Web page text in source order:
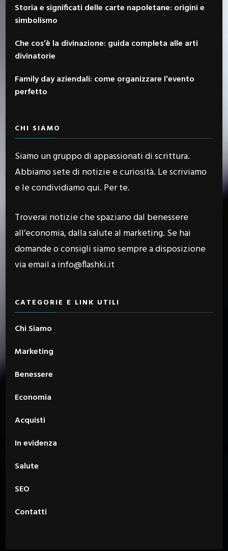
Storia e significati delle carte napoletane: origini e
simbolismo
Che cos’è la divinazione: guida completa alle arti
divinatorie
Family day aziendali: come organizzare l’evento
perfetto
CHI SIAMO
Siamo un gruppo di appassionati di scrittura.
Abbiamo sete di notizie e curiosità. Le scriviamo
e le condividiamo qui. Per te.
Troverai notizie che spaziano dal benessere
all’economia, dalla salute al marketing. Se hai
domande o consigli siamo sempre a disposizione
via email a info@flashki.it
CATEGORIE E LINK UTILI
Chi Siamo
Marketing
Benessere
Economia
Acquisti
In evidenza
Salute
SEO
Contatti